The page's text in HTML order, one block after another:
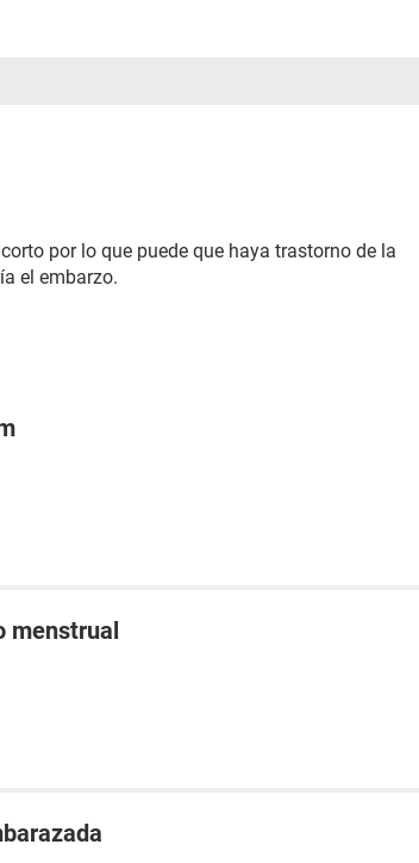
por lo que puede que haya trastorno de la
el embarzo.
menstrual